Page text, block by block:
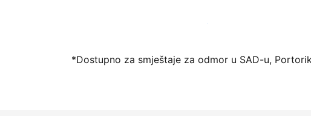
Počnite primati goste putem naše platforme već
*Dostupno za smještaje za odmor u SAD-u,